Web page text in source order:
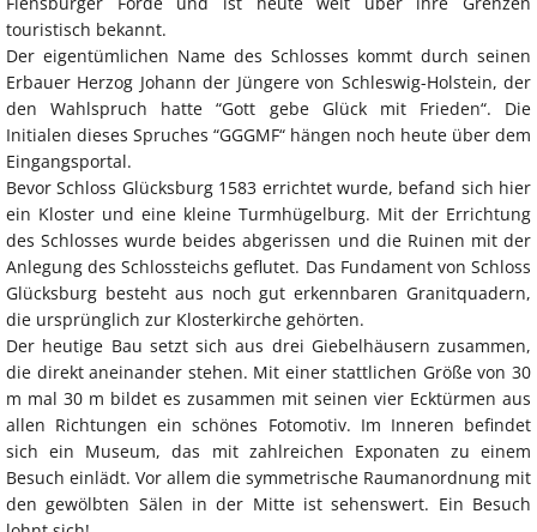
touristisch bekannt.
Der eigentümlichen Name des Schlosses kommt durch seinen
Erbauer Herzog Johann der Jüngere von Schleswig-Holstein, der
den Wahlspruch hatte “Gott gebe Glück mit Frieden“. Die
Initialen dieses Spruches “GGGMF“ hängen noch heute über dem
Eingangsportal.
Bevor Schloss Glücksburg 1583 errichtet wurde, befand sich hier
ein Kloster und eine kleine Turmhügelburg. Mit der Errichtung
des Schlosses wurde beides abgerissen und die Ruinen mit der
Anlegung des Schlossteichs geflutet. Das Fundament von Schloss
Glücksburg besteht aus noch gut erkennbaren Granitquadern,
die ursprünglich zur Klosterkirche gehörten.
Der heutige Bau setzt sich aus drei Giebelhäusern zusammen,
die direkt aneinander stehen. Mit einer stattlichen Größe von 30
m mal 30 m bildet es zusammen mit seinen vier Ecktürmen aus
allen Richtungen ein schönes Fotomotiv. Im Inneren befindet
sich ein Museum, das mit zahlreichen Exponaten zu einem
Besuch einlädt. Vor allem die symmetrische Raumanordnung mit
den gewölbten Sälen in der Mitte ist sehenswert. Ein Besuch